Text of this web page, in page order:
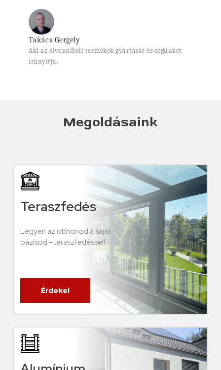
Takács Gergely
Aki az élvonalbeli termékek gyártását és cégünket
irányítja.
Megoldásaink
Teraszfedés
Legyen az otthonod a saját
oázisod - teraszfedéssel!
Érdekel